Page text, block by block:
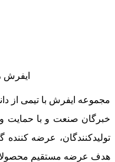
ایفرش
مجموعه ایفرش با تیمی از
خبرگان صنعت و با حمایت
تولیدکنندگان، عرضه کننده
هدف عرضه مستقیم محصولات